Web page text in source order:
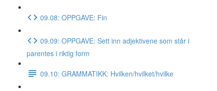
09.08: OPPGAVE: Fin
09.09: OPPGAVE: Sett inn adjektivene som står i
parentes i riktig form
09.10: GRAMMATIKK: Hvilken/hvilket/hvilke